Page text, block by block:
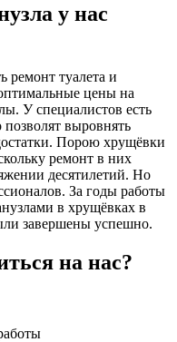
у нас
ремонт туалета и
цены на
У специалистов есть
выровнять
Порою хрущёвки
ремонт в них
десятилетий. Но
За годы работы
в хрущёвках в
завершены успешно.
на нас?